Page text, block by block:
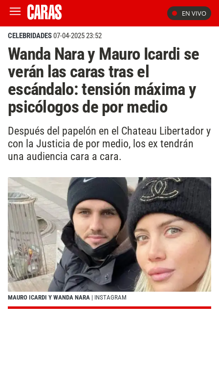
EN VIVO
CELEBRIDADES07-04-2025 23:52
Wanda Nara y Mauro Icardi se
verán las caras tras el
escándalo: tensión máxima y
psicólogos de por medio
Después del papelón en el Chateau Libertador y
con la Justicia de por medio, los ex tendrán
una audiencia cara a cara.
MAURO ICARDI Y WANDA NARA | INSTAGRAM